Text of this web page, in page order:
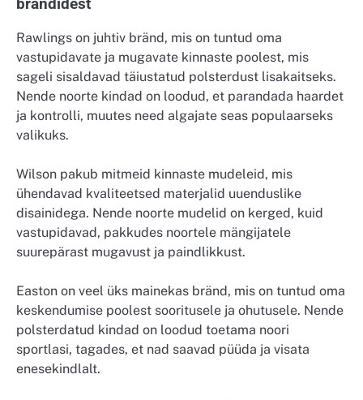
brändidest
Rawlings on juhtiv bränd, mis on tuntud oma
vastupidavate ja mugavate kinnaste poolest, mis
sageli sisaldavad täiustatud polsterdust lisakaitseks.
Nende noorte kindad on loodud, et parandada haardet
ja kontrolli, muutes need algajate seas populaarseks
valikuks.
Wilson pakub mitmeid kinnaste mudeleid, mis
ühendavad kvaliteetsed materjalid uuenduslike
disainidega. Nende noorte mudelid on kerged, kuid
vastupidavad, pakkudes noortele mängijatele
suurepärast mugavust ja paindlikkust.
Easton on veel üks mainekas bränd, mis on tuntud oma
keskendumise poolest sooritusele ja ohutusele. Nende
polsterdatud kindad on loodud toetama noori
sportlasi, tagades, et nad saavad püüda ja visata
enesekindlalt.